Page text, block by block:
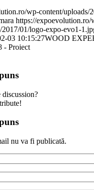
wp-content/uploads/
https://expoevolution.ro/
2017/01/logo-expo-evo1-
03 10:15:27WOOD
- Proiect
nu va fi publicată.